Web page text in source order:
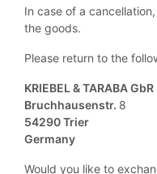
In case of a
the goods.
Please return to the
KRIEBEL & TARABA GbR
Bruchhausenstr. 8
54290 Trier
Germany
Would you like to